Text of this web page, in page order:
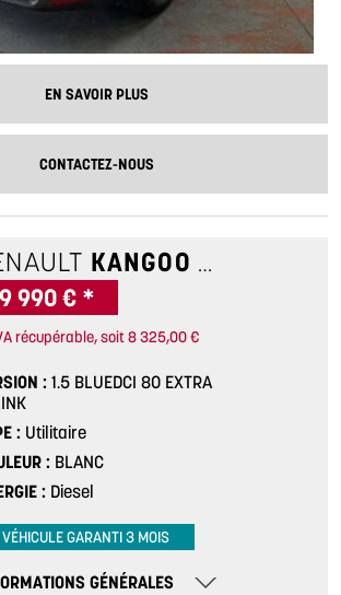
EN SAVOIR PLUS
CONTACTEZ-NOUS
KANGOO 1.5
9 990 € *
récupérable, soit 8 325,00 €
1.5 BLUEDCI 80 EXTRA
Utilitaire
BLANC
Diesel
VÉHICULE GARANTI 3 MOIS
GÉNÉRALES